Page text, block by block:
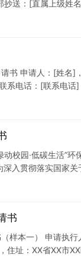
抄送：[直属上级姓
书 申请人：[姓名]
系电话：[联系电话
动校园·低碳生活”
深入贯彻落实国家
书
样本一） 申请执行
住址：XX省XX市